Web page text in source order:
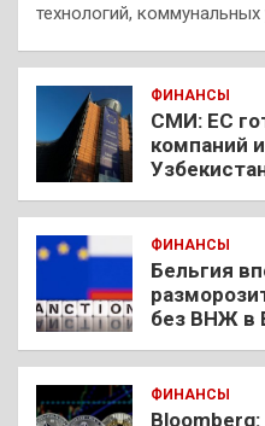
технологий, коммунальных
ФИНАНСЫ
СМИ: ЕС
компаний
ФИНАНСЫ
Бельгия
без ВНЖ в
ФИНАНСЫ